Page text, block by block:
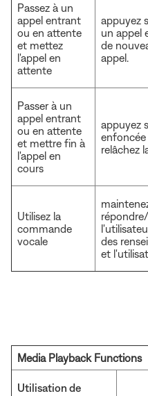
Passez à un
appel entrant
ou en attente
et mettez
l'appel en
attente
appuyez
un appel
de
appel.
Passer à un
appel entrant
ou en attente
et mettre fin à
l'appel en
cours
appuyez
relâchez
Utilisez la
commande
vocale
des
et
Media Playback Functions
Utilisation de